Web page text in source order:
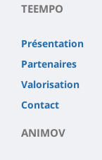
TEEMPO
Présentation
Partenaires
Valorisation
Contact
ANIMOV